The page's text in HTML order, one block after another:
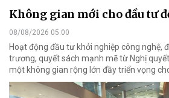
Không gian mới cho đầu tư
08/08/2026 05:00
Hoạt động đầu tư khởi nghiệp công nghệ,
trương, quyết sách mạnh mẽ từ Nghị
một không gian rộng lớn đầy triển vọng